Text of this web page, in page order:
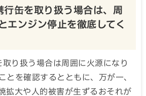
行缶を取り扱う場合は、周
エンジン停止を徹底してく
り扱う場合は周囲に火源になり
とを確認するとともに、万が一、
拡大や人的被害が生ずるおそれが